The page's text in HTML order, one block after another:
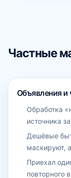
Частные
Объявления и
Обработка
источника
Дешёвые
маскируют,
Приехал
повторного